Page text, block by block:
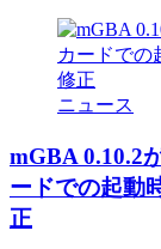
ニュース
mGBA 0.10.2
ードでの起動
正